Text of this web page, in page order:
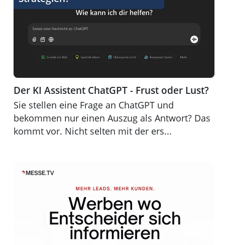
Der KI Assistent ChatGPT - Frust oder Lust?
Sie stellen eine Frage an ChatGPT und
bekommen nur einen Auszug als Antwort? Das
kommt vor. Nicht selten mit der ers...